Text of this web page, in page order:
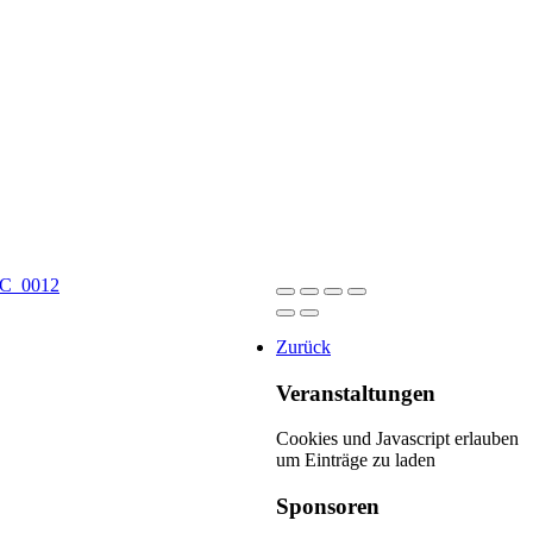
Zurück
Veranstaltungen
Cookies und Javascript erlauben
um Einträge zu laden
Sponsoren